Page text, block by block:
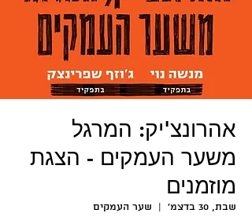
אהרונצ'יק: המרגל
משער העמקים - הצגת
מוזמנים
שבת, 30 בדצמ׳
  |
שער העמקים